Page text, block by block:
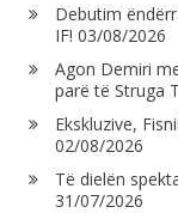
Debutim
IF! 03/08/2026
Agon Demiri
parë të Struga
Ekskluzive,
02/08/2026
Të dielën
31/07/2026